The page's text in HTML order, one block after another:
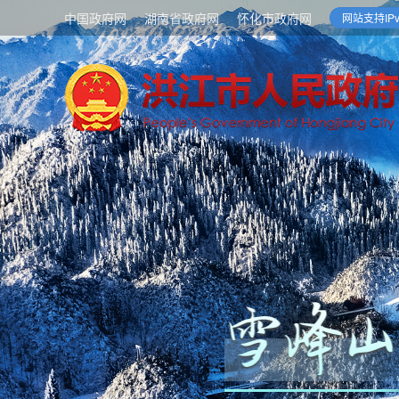
中国政府网 湖南省政府网 怀化市政府网 网站支持